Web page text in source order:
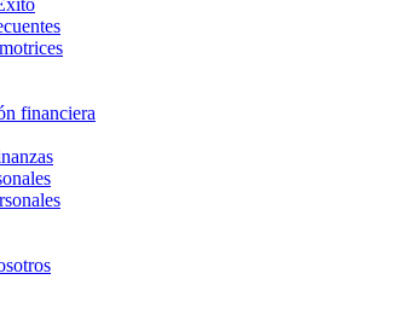
financiera